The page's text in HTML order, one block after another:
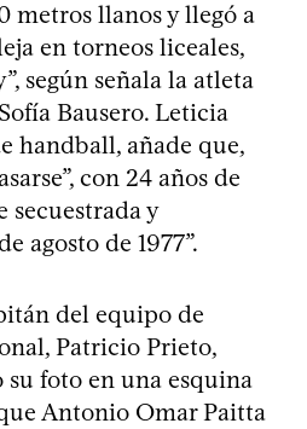
metros llanos y llegó a
en torneos liceales,
según señala la atleta
Bausero. Leticia
handball, añade que,
con 24 años de
secuestrada y
agosto de 1977”.
del equipo de
Patricio Prieto,
su foto en una esquina
Antonio Omar Paitta